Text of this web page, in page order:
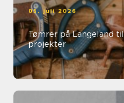
05. juli 2026
Tømrer på Langeland
projekter